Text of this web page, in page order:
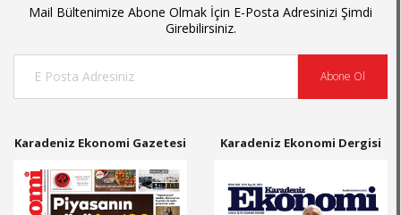
Mail Bültenimize Abone Olmak İçin E-Posta Adresinizi Şimdi
Girebilirsiniz.
Abone Ol
Karadeniz Ekonomi Gazetesi Karadeniz Ekonomi Dergisi